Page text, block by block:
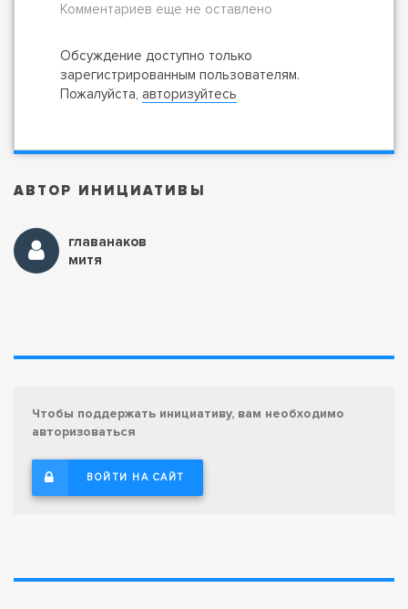
Комментариев еще не оставлено
Обсуждение доступно только
зарегистрированным пользователям.
Пожалуйста, авторизуйтесь
АВТОР ИНИЦИАТИВЫ
главанаков
митя
Чтобы поддержать инициативу, вам необходимо
авторизоваться
ВОЙТИ НА САЙТ